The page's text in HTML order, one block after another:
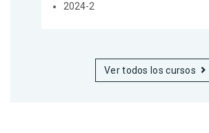
2024-2
Ver todos los cursos